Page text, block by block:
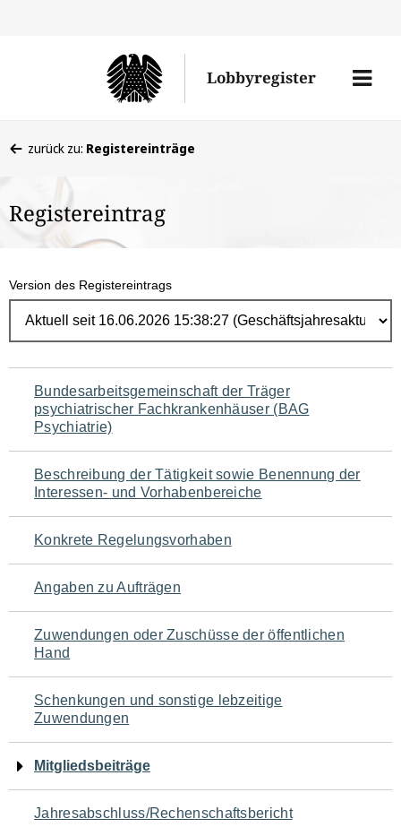
Lobbyregister
Menü
befinden
hier:
zurück zu: Registereinträge
Registereintrag
Version des Registereintrags
Navigation
für
den
Seiteninhalt
Bundesarbeitsgemeinschaft der Träger
psychiatrischer Fachkrankenhäuser (BAG
Psychiatrie)
Beschreibung der Tätigkeit sowie Benennung der
Interessen- und Vorhabenbereiche
Konkrete Regelungsvorhaben
Angaben zu Aufträgen
Zuwendungen oder Zuschüsse der öffentlichen
Hand
Schenkungen und sonstige lebzeitige
Zuwendungen
Mitgliedsbeiträge
Jahresabschluss/Rechenschaftsbericht